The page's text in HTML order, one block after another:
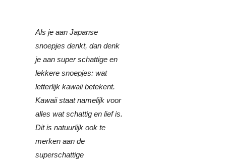
Als je aan Japanse
snoepjes denkt, dan denk
je aan super schattige en
lekkere snoepjes: wat
letterlijk kawaii betekent.
Kawaii staat namelijk voor
alles wat schattig en lief is.
Dit is natuurlijk ook te
merken aan de
superschattige